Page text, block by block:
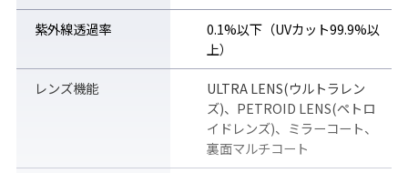
テンプルエンドを内側に曲げることで、頭部の形状に合わせた微
紫外線透過率
0.1%以下（UVカット99.9%以
上）
レンズ機能
ULTRA LENS(ウルトラレン
ズ)、PETROID LENS(ペトロ
イドレンズ)、ミラーコート、
裏面マルチコート